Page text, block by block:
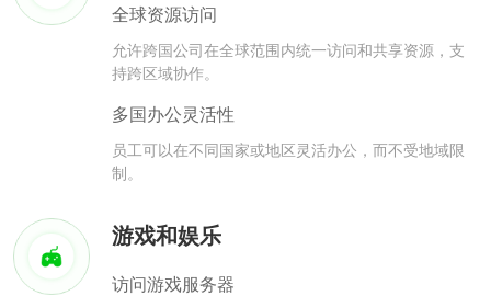
全球资源访问
允许跨国公司在全球范围内统一访问和共享资源，支
持跨区域协作。
多国办公灵活性
员工可以在不同国家或地区灵活办公，而不受地域限
制。
游戏和娱乐
访问游戏服务器